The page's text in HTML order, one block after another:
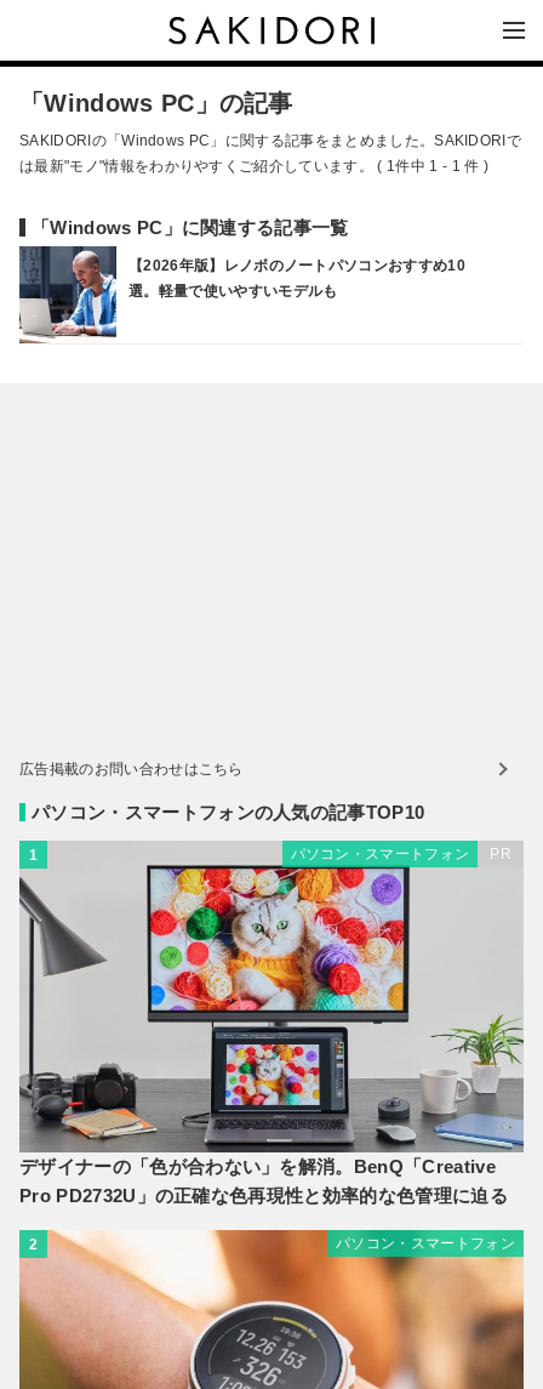
「Windows PC」の記事
SAKIDORIの「Windows PC」に関する記事をまとめました。SAKIDORIで
は最新"モノ"情報をわかりやすくご紹介しています。 ( 1件中 1 - 1 件 )
「Windows PC」に関連する記事一覧
【2026年版】レノボのノートパソコンおすすめ10
選。軽量で使いやすいモデルも
広告掲載のお問い合わせはこちら
パソコン・スマートフォンの人気の記事TOP10
1 パソコン・スマートフォン PR
デザイナーの「色が合わない」を解消。BenQ「Creative
Pro PD2732U」の正確な色再現性と効率的な色管理に迫る
2 パソコン・スマートフォン